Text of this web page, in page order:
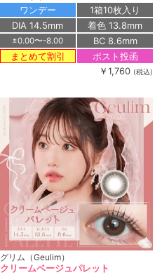
ワンデー
1箱10枚入り
DIA 14.5mm
着色 13.8mm
±0.00〜-8.00
BC 8.6mm
まとめて割引
ポスト投函
￥1,760 (税込)
グリム（Geulim）
クリームベージュパレット